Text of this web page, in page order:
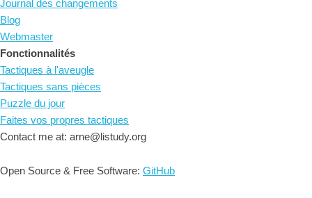
Journal des changements
Blog
Webmaster
Fonctionnalités
Tactiques à l'aveugle
Tactiques sans pièces
Puzzle du jour
Faites vos propres tactiques
Contact me at: arne@listudy.org
Open Source & Free Software: GitHub